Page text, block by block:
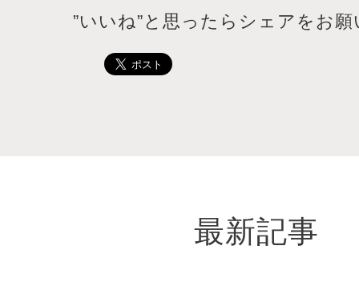
”いいね”と思ったらシェアをお
最新記事